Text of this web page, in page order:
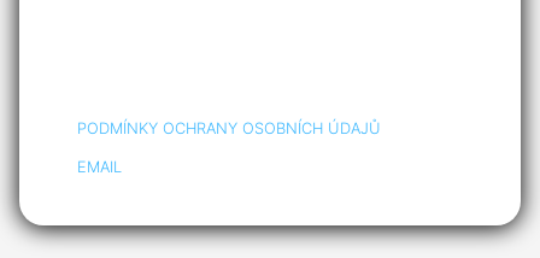
PODMÍNKY OCHRANY OSOBNÍCH ÚDAJŮ
EMAIL